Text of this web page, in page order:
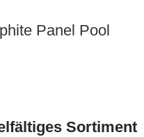
Panel Pool
Sortiment